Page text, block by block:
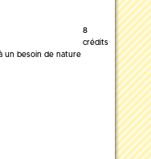
8
crédits
un besoin de nature